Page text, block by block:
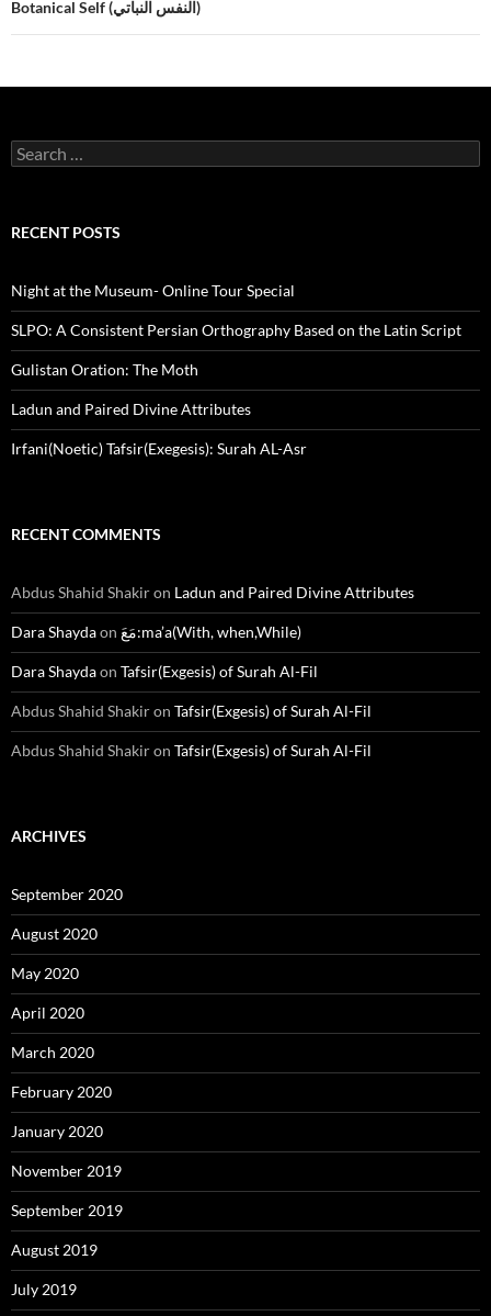
Botanical Self (النفس النباتي)
Search
for:
RECENT POSTS
Night at the Museum- Online Tour Special
SLPO: A Consistent Persian Orthography Based on the Latin Script
Gulistan Oration: The Moth
Ladun and Paired Divine Attributes
Irfani(Noetic) Tafsir(Exegesis): Surah AL-Asr
RECENT COMMENTS
Abdus Shahid Shakiron Ladun and Paired Divine Attributes
Dara Shaydaon مَعَ:ma’a(With, when,While)
Dara Shaydaon Tafsir(Exgesis) of Surah Al-Fil
Abdus Shahid Shakiron Tafsir(Exgesis) of Surah Al-Fil
Abdus Shahid Shakiron Tafsir(Exgesis) of Surah Al-Fil
ARCHIVES
September 2020
August 2020
May 2020
April 2020
March 2020
February 2020
January 2020
November 2019
September 2019
August 2019
July 2019